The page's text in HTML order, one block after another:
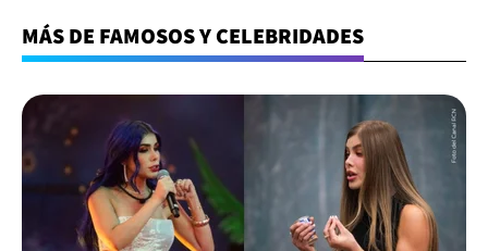
MÁS DE FAMOSOS Y CELEBRIDADES